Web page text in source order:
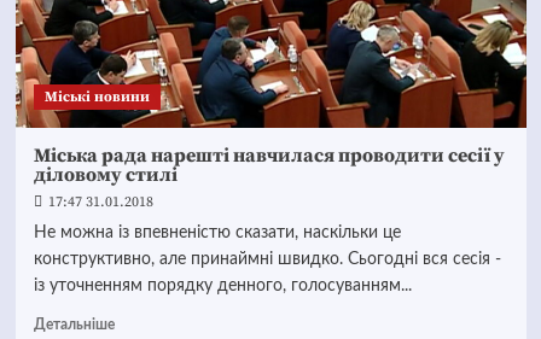
Mіські новини
Міська рада нарешті навчилася проводити сесії у
діловому стилі
17:47 31.01.2018
Не можна із впевненістю сказати, наскільки це
конструктивно, але принаймні швидко. Сьогодні вся сесія -
із уточненням порядку денного, голосуванням...
Детальніше